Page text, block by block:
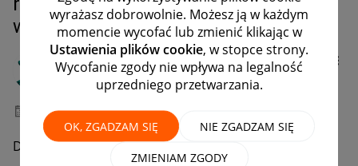
wyrażasz dobrowolnie. Możesz ją w każdym
momencie wycofać lub zmienić klikając w
Ustawienia plików cookie, w stopce strony.
Wycofanie zgody nie wpływa na legalność
uprzedniego przetwarzania.
OK, ZGADZAM SIĘ NIE ZGADZAM SIĘ
ZMIENIAM ZGODY
ważności
kosmethurt
#11 Animator
‎07-07-2026 14:24
Dzień dobry.